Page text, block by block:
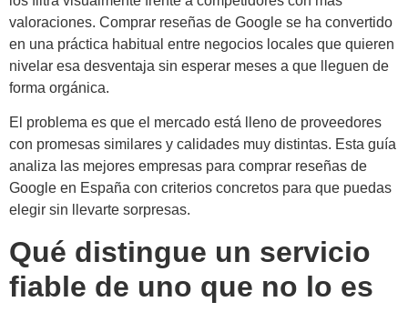
valoraciones. Comprar reseñas de Google se ha convertido
en una práctica habitual entre negocios locales que quieren
nivelar esa desventaja sin esperar meses a que lleguen de
forma orgánica.
El problema es que el mercado está lleno de proveedores
con promesas similares y calidades muy distintas. Esta guía
analiza las mejores empresas para comprar reseñas de
Google en España con criterios concretos para que puedas
elegir sin llevarte sorpresas.
Qué distingue un servicio
fiable de uno que no lo es